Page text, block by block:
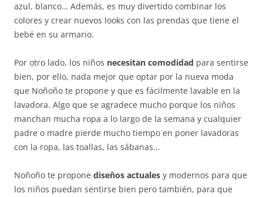
azul, blanco… Además, es muy divertido combinar los
colores y crear nuevos looks con las prendas que tiene el
bebé en su armario.
Por otro lado, los niños necesitan comodidad para sentirse
bien, por ello, nada mejor que optar por la nueva moda
que Noñoño te propone y que es fácilmente lavable en la
lavadora. Algo que se agradece mucho porque los niños
manchan mucha ropa a lo largo de la semana y cualquier
padre o madre pierde mucho tiempo en poner lavadoras
con la ropa, las toallas, las sábanas…
Noñoño te propone diseños actuales y modernos para que
los niños puedan sentirse bien pero también, para que